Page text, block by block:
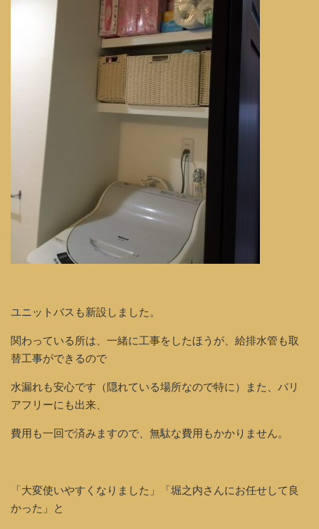
ユニットバスも新設しました。
関わっている所は、一緒に工事をしたほうが、給排水管も取
替工事ができるので
水漏れも安心です（隠れている場所なので特に）また、バリ
アフリーにも出来、
費用も一回で済みますので、無駄な費用もかかりません。
「大変使いやすくなりました」「堀之内さんにお任せして良
かった」と